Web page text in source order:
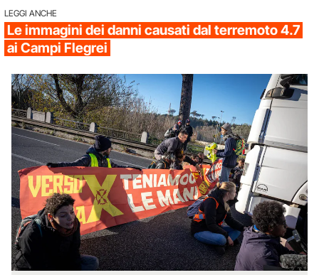
LEGGI ANCHE
Le immagini dei danni causati dal terremoto 4.7
ai Campi Flegrei